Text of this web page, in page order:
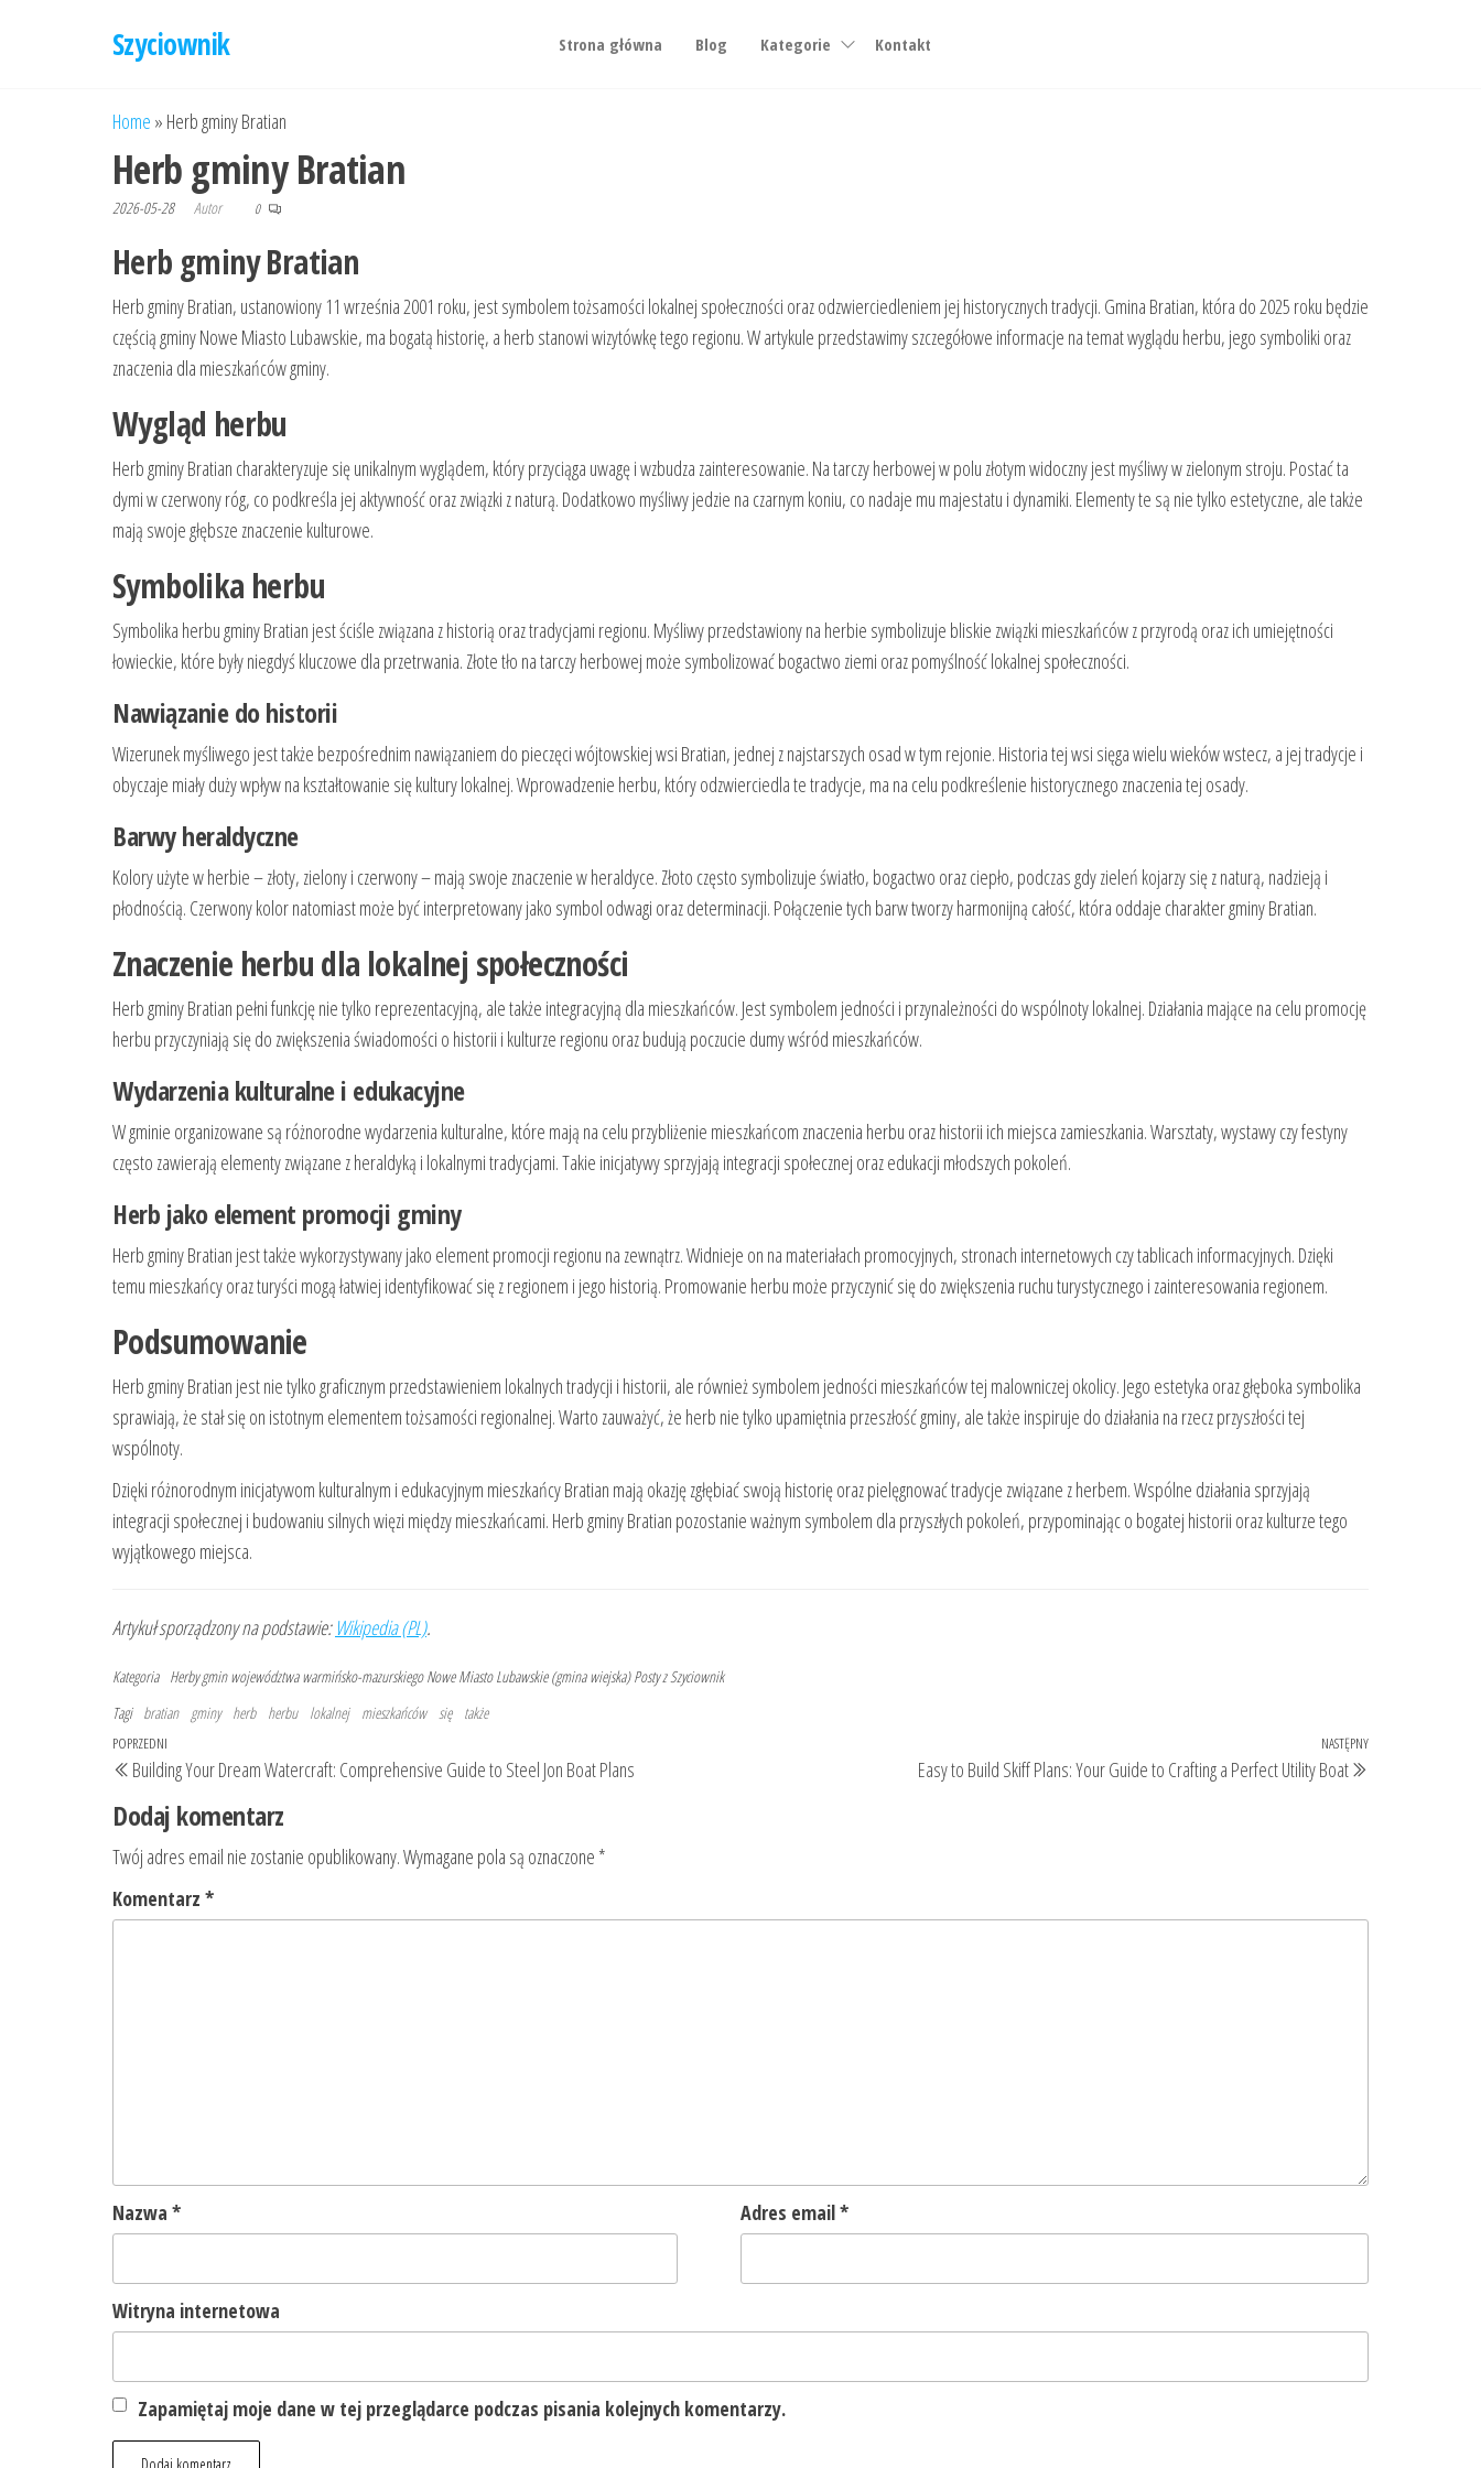
Szyciownik Strona główna Blog Kategorie Kontakt
Home » Herb gminy Bratian
Herb gminy Bratian
2026-05-28 Autor 0
Herb gminy Bratian
Herb gminy Bratian, ustanowiony 11 września 2001 roku, jest symbolem tożsamości lokalnej społeczności oraz odzwierciedleniem jej historycznych tradycji. Gmina Bratian, która do 2025 roku będzie
częścią gminy Nowe Miasto Lubawskie, ma bogatą historię, a herb stanowi wizytówkę tego regionu. W artykule przedstawimy szczegółowe informacje na temat wyglądu herbu, jego symboliki oraz
znaczenia dla mieszkańców gminy.
Wygląd herbu
Herb gminy Bratian charakteryzuje się unikalnym wyglądem, który przyciąga uwagę i wzbudza zainteresowanie. Na tarczy herbowej w polu złotym widoczny jest myśliwy w zielonym stroju. Postać ta
dymi w czerwony róg, co podkreśla jej aktywność oraz związki z naturą. Dodatkowo myśliwy jedzie na czarnym koniu, co nadaje mu majestatu i dynamiki. Elementy te są nie tylko estetyczne, ale także
mają swoje głębsze znaczenie kulturowe.
Symbolika herbu
Symbolika herbu gminy Bratian jest ściśle związana z historią oraz tradycjami regionu. Myśliwy przedstawiony na herbie symbolizuje bliskie związki mieszkańców z przyrodą oraz ich umiejętności
łowieckie, które były niegdyś kluczowe dla przetrwania. Złote tło na tarczy herbowej może symbolizować bogactwo ziemi oraz pomyślność lokalnej społeczności.
Nawiązanie do historii
Wizerunek myśliwego jest także bezpośrednim nawiązaniem do pieczęci wójtowskiej wsi Bratian, jednej z najstarszych osad w tym rejonie. Historia tej wsi sięga wielu wieków wstecz, a jej tradycje i
obyczaje miały duży wpływ na kształtowanie się kultury lokalnej. Wprowadzenie herbu, który odzwierciedla te tradycje, ma na celu podkreślenie historycznego znaczenia tej osady.
Barwy heraldyczne
Kolory użyte w herbie – złoty, zielony i czerwony – mają swoje znaczenie w heraldyce. Złoto często symbolizuje światło, bogactwo oraz ciepło, podczas gdy zieleń kojarzy się z naturą, nadzieją i
płodnością. Czerwony kolor natomiast może być interpretowany jako symbol odwagi oraz determinacji. Połączenie tych barw tworzy harmonijną całość, która oddaje charakter gminy Bratian.
Znaczenie herbu dla lokalnej społeczności
Herb gminy Bratian pełni funkcję nie tylko reprezentacyjną, ale także integracyjną dla mieszkańców. Jest symbolem jedności i przynależności do wspólnoty lokalnej. Działania mające na celu promocję
herbu przyczyniają się do zwiększenia świadomości o historii i kulturze regionu oraz budują poczucie dumy wśród mieszkańców.
Wydarzenia kulturalne i edukacyjne
W gminie organizowane są różnorodne wydarzenia kulturalne, które mają na celu przybliżenie mieszkańcom znaczenia herbu oraz historii ich miejsca zamieszkania. Warsztaty, wystawy czy festyny
często zawierają elementy związane z heraldyką i lokalnymi tradycjami. Takie inicjatywy sprzyjają integracji społecznej oraz edukacji młodszych pokoleń.
Herb jako element promocji gminy
Herb gminy Bratian jest także wykorzystywany jako element promocji regionu na zewnątrz. Widnieje on na materiałach promocyjnych, stronach internetowych czy tablicach informacyjnych. Dzięki
temu mieszkańcy oraz turyści mogą łatwiej identyfikować się z regionem i jego historią. Promowanie herbu może przyczynić się do zwiększenia ruchu turystycznego i zainteresowania regionem.
Podsumowanie
Herb gminy Bratian jest nie tylko graficznym przedstawieniem lokalnych tradycji i historii, ale również symbolem jedności mieszkańców tej malowniczej okolicy. Jego estetyka oraz głęboka symbolika
sprawiają, że stał się on istotnym elementem tożsamości regionalnej. Warto zauważyć, że herb nie tylko upamiętnia przeszłość gminy, ale także inspiruje do działania na rzecz przyszłości tej
wspólnoty.
Dzięki różnorodnym inicjatywom kulturalnym i edukacyjnym mieszkańcy Bratian mają okazję zgłębiać swoją historię oraz pielęgnować tradycje związane z herbem. Wspólne działania sprzyjają
integracji społecznej i budowaniu silnych więzi między mieszkańcami. Herb gminy Bratian pozostanie ważnym symbolem dla przyszłych pokoleń, przypominając o bogatej historii oraz kulturze tego
wyjątkowego miejsca.
Artykuł sporządzony na podstawie:Wikipedia (PL).
Kategoria Herby gmin województwa warmińsko-mazurskiego Nowe Miasto Lubawskie (gmina wiejska) Posty z Szyciownik
Tagi bratian gminy herb herbu lokalnej mieszkańców się także
Nawigacja
wpisu
Poprzedni
wpis
POPRZEDNI
Building Your Dream Watercraft: Comprehensive Guide to Steel Jon Boat Plans
Następny
NASTĘPNY
Easy to Build Skiff Plans: Your Guide to Crafting a Perfect Utility Boat
Dodaj komentarz
Twój adres email nie zostanie opublikowany.Wymagane pola są oznaczone *
Komentarz *
Nazwa * Adres email*
Witryna internetowa
Zapamiętaj moje dane w tej przeglądarce podczas pisania kolejnych komentarzy.